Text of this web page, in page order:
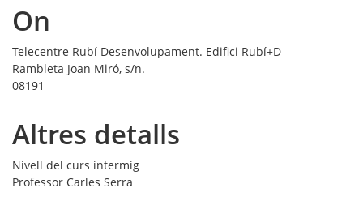
On
Telecentre Rubí Desenvolupament. Edifici Rubí+D
Rambleta Joan Miró, s/n.
08191
Altres detalls
Nivell del curs intermig
Professor Carles Serra